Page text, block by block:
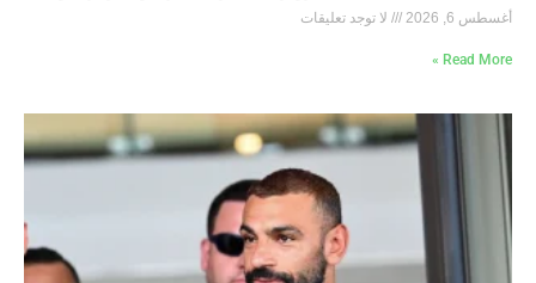
أغسطس 6, 2026 لا توجد تعليقات
Read More »